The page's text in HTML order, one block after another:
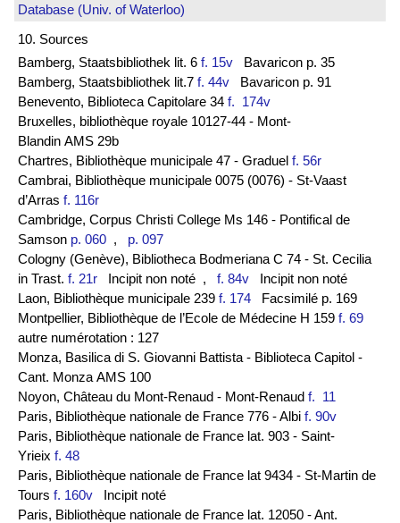
Database (Univ. of Waterloo)
10. Sources
Bamberg, Staatsbibliothek lit. 6 f. 15v Bavaricon p. 35
Bamberg, Staatsbibliothek lit.7 f. 44v Bavaricon p. 91
Benevento, Biblioteca Capitolare 34 f. 174v
Bruxelles, bibliothèque royale 10127-44 - Mont-
Blandin AMS 29b
Chartres, Bibliothèque municipale 47 - Graduel f. 56r
Cambrai, Bibliothèque municipale 0075 (0076) - St-Vaast
d’Arras f. 116r
Cambridge, Corpus Christi College Ms 146 - Pontifical de
Samson p. 060 , p. 097
Cologny (Genève), Bibliotheca Bodmeriana C 74 - St. Cecilia
in Trast. f. 21r Incipit non noté , f. 84v Incipit non noté
Laon, Bibliothèque municipale 239 f. 174 Facsimilé p. 169
Montpellier, Bibliothèque de l’Ecole de Médecine H 159 f. 69
autre numérotation : 127
Monza, Basilica di S. Giovanni Battista - Biblioteca Capitol -
Cant. Monza AMS 100
Noyon, Château du Mont-Renaud - Mont-Renaud f. 11
Paris, Bibliothèque nationale de France 776 - Albi f. 90v
Paris, Bibliothèque nationale de France lat. 903 - Saint-
Yrieix f. 48
Paris, Bibliothèque nationale de France lat 9434 - St-Martin de
Tours f. 160v Incipit noté
Paris, Bibliothèque nationale de France lat. 12050 - Ant.